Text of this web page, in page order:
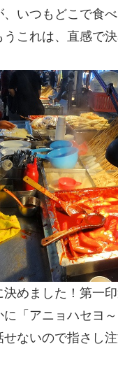
いつもどこで食
うこれは、直感で
決めました！第一
「アニョハセヨ
ないので指さし注